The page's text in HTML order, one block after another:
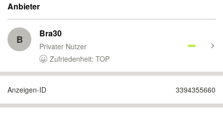
Anbieter
B Bra30
Privater Nutzer
Zufriedenheit: TOP
Anzeigen-ID 3394355660